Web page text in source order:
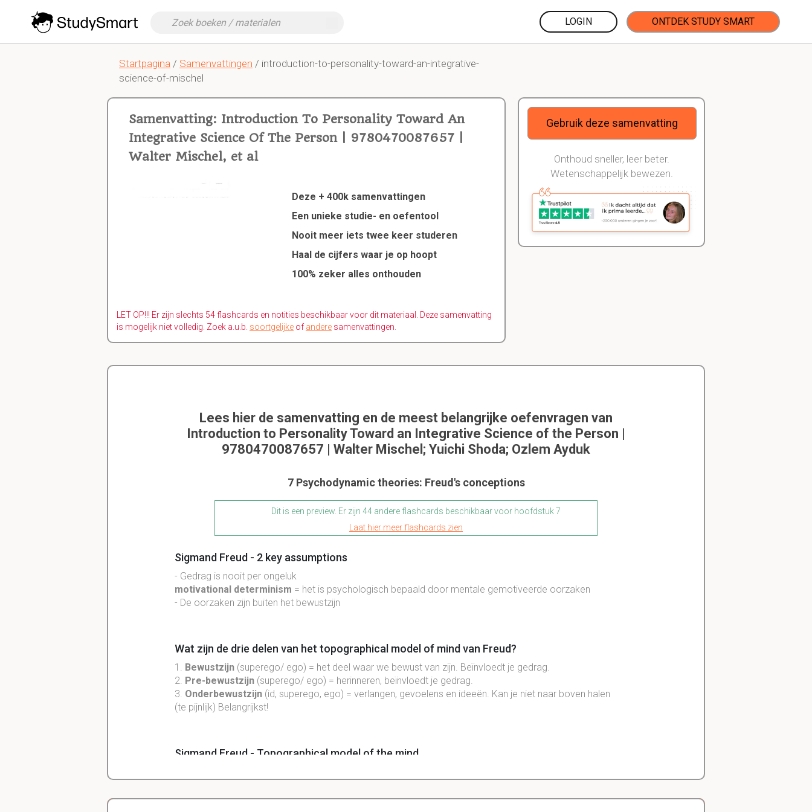
LOGIN ONTDEK STUDY SMART
Startpagina / Samenvattingen / introduction-to-personality-toward-an-integrative-
science-of-mischel
Samenvatting: Introduction To Personality Toward An
Integrative Science Of The Person | 9780470087657 |
Walter Mischel, et al
Deze + 400k samenvattingen
Een unieke studie- en oefentool
Nooit meer iets twee keer studeren
Haal de cijfers waar je op hoopt
100% zeker alles onthouden
LET OP!!! Er zijn slechts 54 flashcards en notities beschikbaar voor dit materiaal. Deze samenvatting
is mogelijk niet volledig. Zoek a.u.b. soortgelijke of andere samenvattingen.
Gebruik deze samenvatting
Onthoud sneller, leer beter.
Wetenschappelijk bewezen.
Lees hier de samenvatting en de meest belangrijke oefenvragen van
Introduction to Personality Toward an Integrative Science of the Person |
9780470087657 | Walter Mischel; Yuichi Shoda; Ozlem Ayduk
7 Psychodynamic theories: Freud's conceptions
Dit is een preview. Er zijn 44 andere flashcards beschikbaar voor hoofdstuk 7
Laat hier meer flashcards zien
Sigmand Freud - 2 key assumptions
- Gedrag is nooit per ongeluk
motivational determinism = het is psychologisch bepaald door mentale gemotiveerde oorzaken
- De oorzaken zijn buiten het bewustzijn
Wat zijn de drie delen van het topographical model of mind van Freud?
1. Bewustzijn (superego/ ego) = het deel waar we bewust van zijn. Beïnvloedt je gedrag.
2. Pre-bewustzijn (superego/ ego) = herinneren, beïnvloedt je gedrag.
3. Onderbewustzijn (id, superego, ego) = verlangen, gevoelens en ideeën. Kan je niet naar boven halen
(te pijnlijk) Belangrijkst!
Sigmand Freud - Topographical model of the mind
2.Voorbewustzijn:deel met herinneringen buiten het bewustzijn, maar die makkelijk zijn terug te